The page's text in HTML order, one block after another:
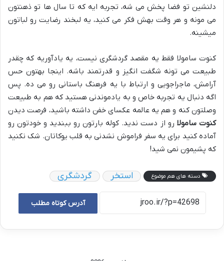
دلنشین تو فضا پخش می شه، تجربه ایه که تا سال ها تو ذهنتون
می مونه و هر وقت بهش فکر می کنید، یه لبخند رضایت رو لباتون
میشینه.
کنوت سامولا فقط یه مقصد گردشگری نیست، یه یادآوریه که چقدر
طبیعت می تونه شگفت انگیز و قدرتمند باشه. اینجا بهتون حس
آرامش، ماجراجویی و ارتباط با یه فرهنگ باستانی رو می ده. پس
اگه دنبال یه تجربه خاص و به یادموندنی هستید که هم به طبیعت
وصلتون کنه و هم یه عالمه عکسای خفن داشته باشید، فرصت دیدن
کنوت سامولا رو از دست ندید. کوله بارتون رو ببندید و خودتون رو
آماده کنید برای یه سفر فراموش نشدنی به قلب یوکاتان. شک نکنید
که پشیمون نمی شید!
دسته های هم موضوع استخر گردشگری
آدرس کوتاه مطلب